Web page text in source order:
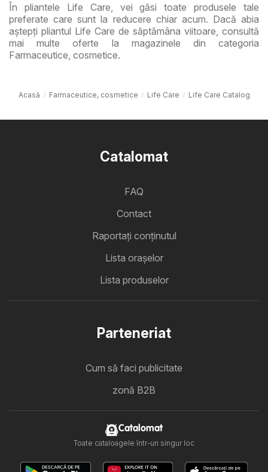
În pliantele Life Care, vei găsi toate produsele tale
preferate care sunt la reducere chiar acum. Dacă abia
aștepți pliantul Life Care de săptămâna viitoare, consultă
mai multe oferte la magazinele din categoria
Farmaceutice, cosmetice.
Acasă Farmaceutice, cosmetice Life Care Life Care Catalog
Catalomat
FAQ
Contact
Raportați conținutul
Lista oraşelor
Lista produselor
Parteneriat
Cum să faci publicitate
zonă B2B
Catalomat
Toate cataloagele într-un singur loc